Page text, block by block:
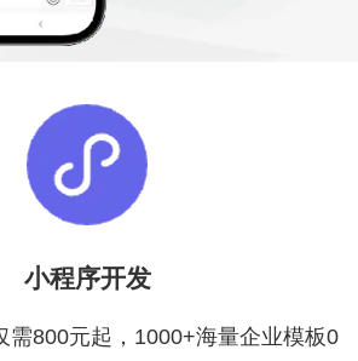
小程序开发
需800元起，1000+海量企业模板0